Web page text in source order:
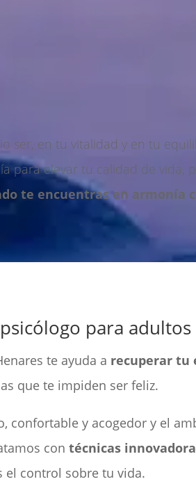
ser, en tu vitalidad y en tu
para elevar tu calidad de vida,
te encuentras en armonía
para
te ayuda a recuperar tu
que te impiden ser feliz.
confortable y acogedor y el
con técnicas
el control sobre tu vida.